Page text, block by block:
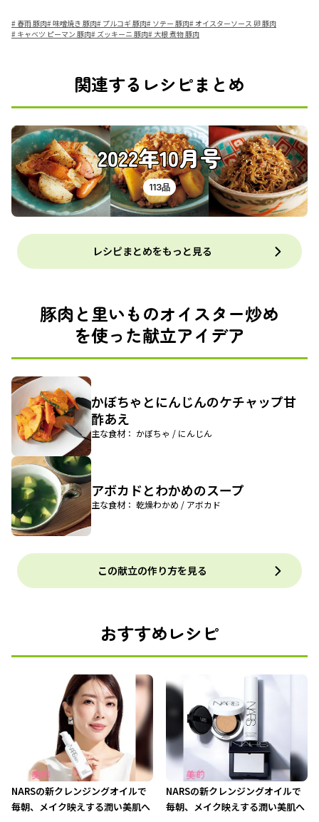
# 春雨 豚肉#味噌焼き 豚肉# プルコギ 豚肉# ソテー 豚肉#オイスターソース 卵 豚肉
# キャベツ ピーマン 豚肉# ズッキーニ 豚肉# 大根 煮物 豚肉
関連するレシピまとめ
2022年10月号
113品
レシピまとめをもっと見る
豚肉と里いものオイスター炒め
を使った献立アイデア
かぼちゃとにんじんのケチャップ甘
酢あえ
主な食材： かぼちゃ / にんじん
アボカドとわかめのスープ
主な食材： 乾燥わかめ / アボカド
この献立の作り方を見る
おすすめレシピ
NARSの新クレンジングオイルで
毎朝、メイク映えする潤い美肌へ
NARSの新クレンジングオイルで
毎朝、メイク映えする潤い美肌へ